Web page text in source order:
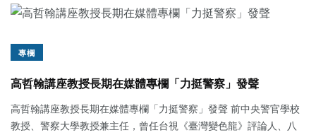
專欄
高哲翰講座教授長期在媒體專欄「力挺警察」發聲
高哲翰講座教授長期在媒體專欄「力挺警察」發聲 前中央警官學校
教授、警察大學教授兼主任，曾任台視《臺灣變色龍》評論人、八